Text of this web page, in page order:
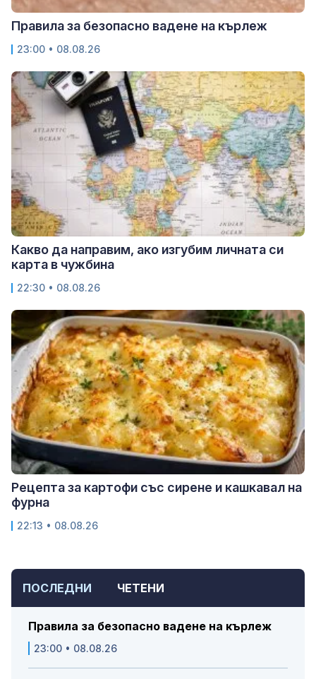
ПОСЛЕДНИ ЧЕТЕНИ
Правила за безопасно вадене на кърлеж
23:00 • 08.08.26
Правила за безопасно вадене на кърлеж
23:00 • 08.08.26
Какво да направим, ако изгубим личната си
карта в чужбина
22:30 • 08.08.26
Рецепта за картофи със сирене и кашкавал на
фурна
22:13 • 08.08.26